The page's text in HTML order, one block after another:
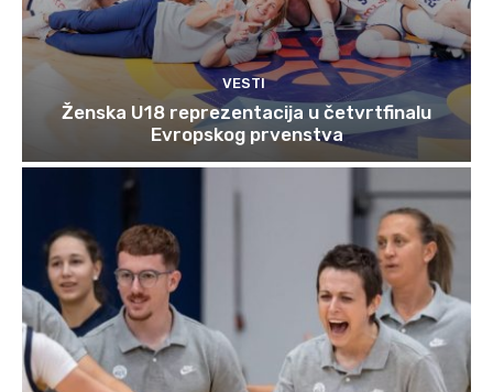
VESTI
Ženska U18 reprezentacija u četvrtfinalu
Evropskog prvenstva